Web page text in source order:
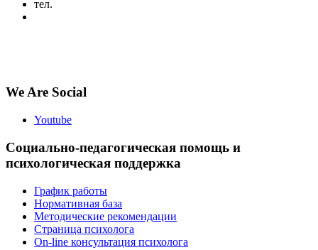
тел.
We Are Social
Youtube
Социально-педагогическая помощь и
психологическая поддержка
График работы
Нормативная база
Методические рекомендации
Страница психолога
On-line консультация психолога